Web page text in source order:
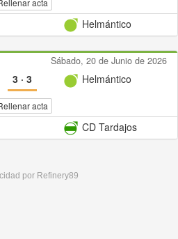
acta
Helmántico
Sábado, 20 de Junio de 2026
3· 3 Helmántico
acta
CD Tardajos
por Refinery89